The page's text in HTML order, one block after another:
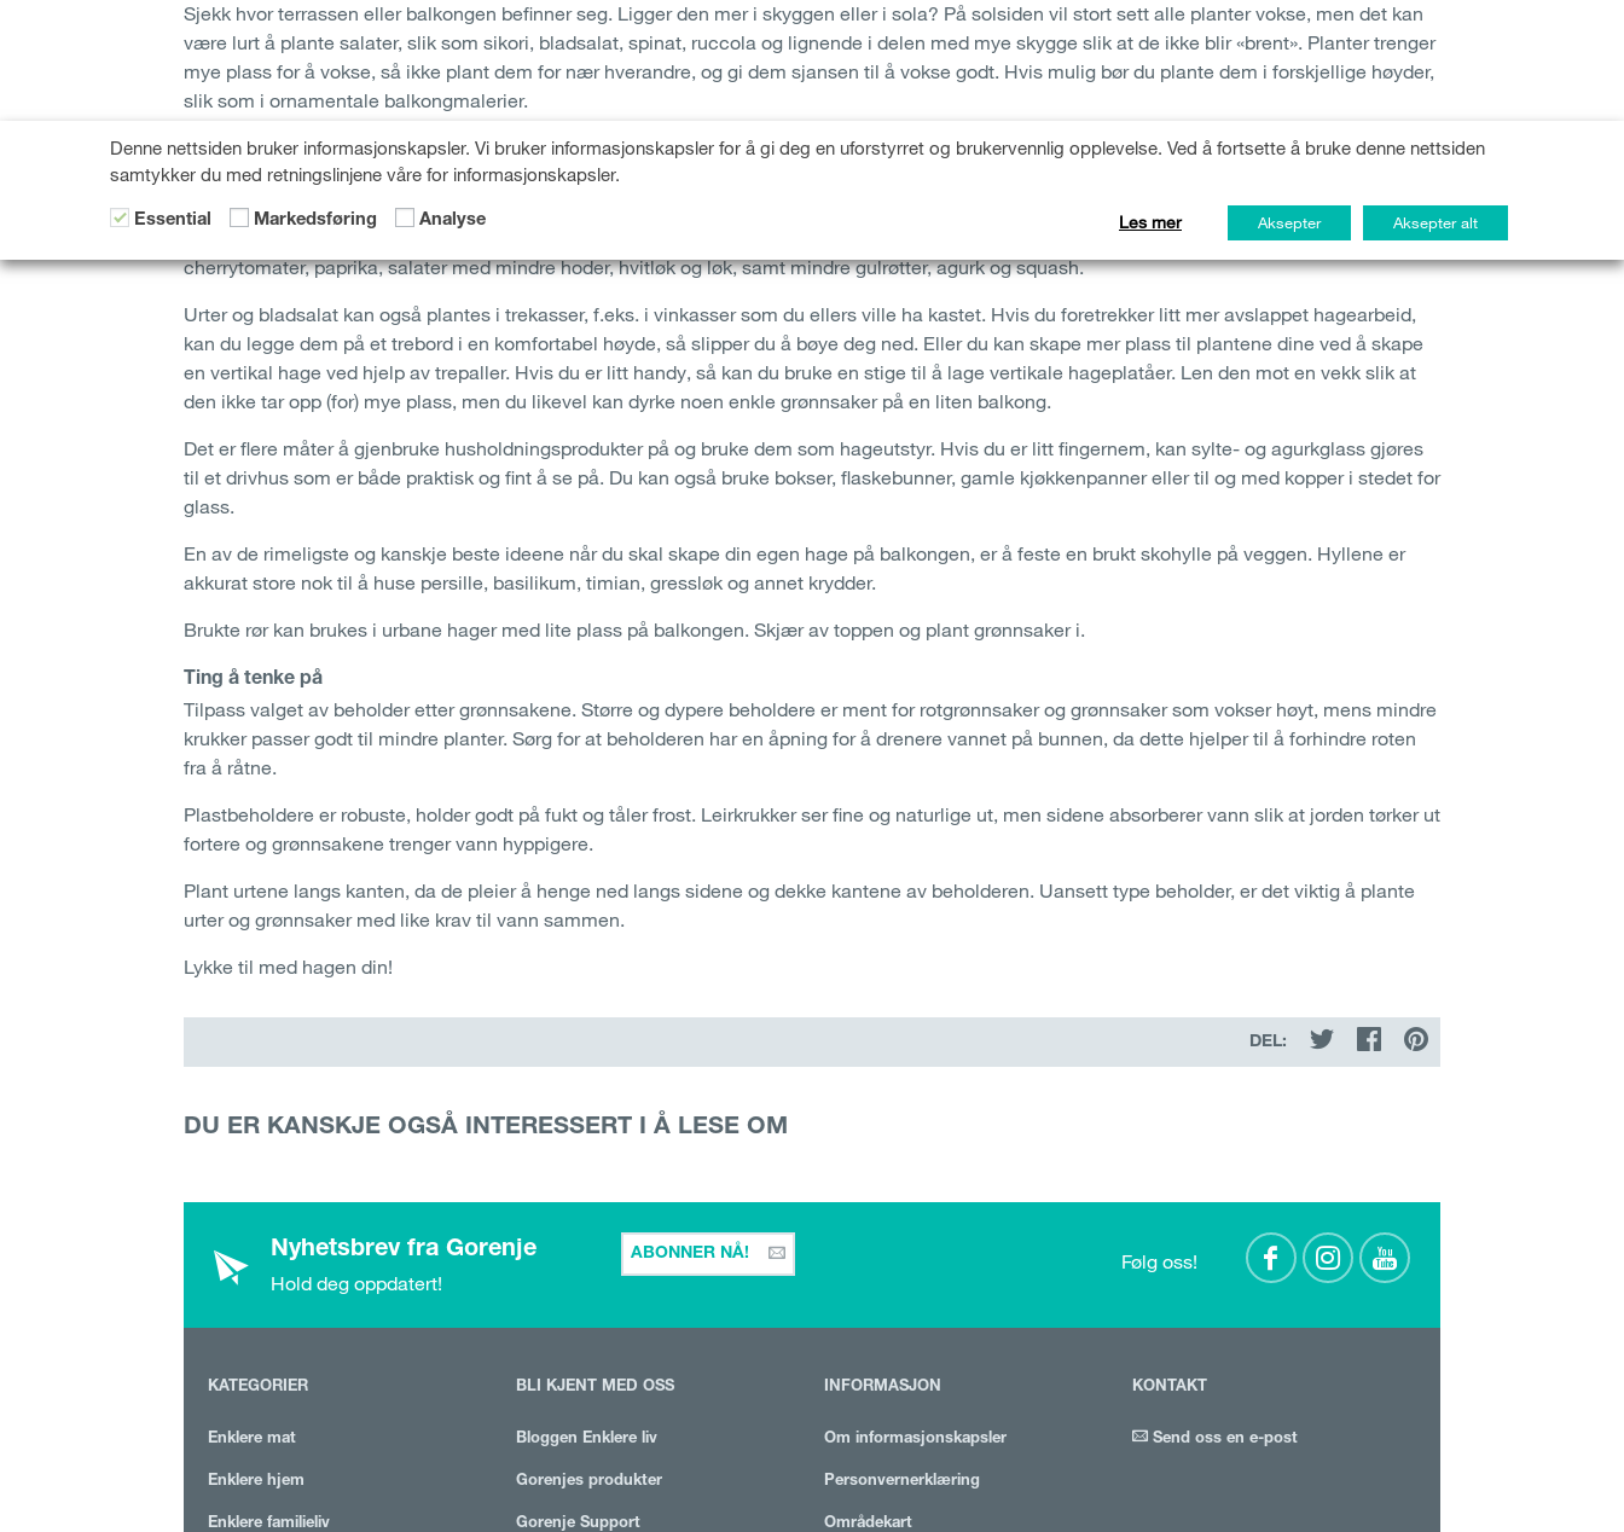
Sjekk hvor terrassen eller balkongen befinner seg. Ligger den mer i skyggen eller i sola? På solsiden vil stort sett alle planter vokse, men det kan
være lurt å plante salater, slik som sikori, bladsalat, spinat, ruccola og lignende i delen med mye skygge slik at de ikke blir «brent». Planter trenger
mye plass for å vokse, så ikke plant dem for nær hverandre, og gi dem sjansen til å vokse godt. Hvis mulig bør du plante dem i forskjellige høyder,
slik som i ornamentale balkongmalerier.
Dyrke i krukker og andre praktiske ideer
Når du gror planter i krukker, har plantene begrenset plass. Så velg typer eller variasjoner som kjennetegnes av lite vekst, små røtter eller løker og
mindre frukter. Plantene som egner seg best i balkonghagen og som du kan bruke på kjøkkenet, er krydder. Du har mye å velge mellom, slik som
basilikum, persille, rosmarin, timian, oregano, merian, sitron, balsam, gressløk osv. Det kan også fungere med mindre grønnsaker, for eksempel
cherrytomater, paprika, salater med mindre hoder, hvitløk og løk, samt mindre gulrøtter, agurk og squash.
Urter og bladsalat kan også plantes i trekasser, f.eks. i vinkasser som du ellers ville ha kastet. Hvis du foretrekker litt mer avslappet hagearbeid,
kan du legge dem på et trebord i en komfortabel høyde, så slipper du å bøye deg ned. Eller du kan skape mer plass til plantene dine ved å skape
en vertikal hage ved hjelp av trepaller. Hvis du er litt handy, så kan du bruke en stige til å lage vertikale hageplatåer. Len den mot en vekk slik at
den ikke tar opp (for) mye plass, men du likevel kan dyrke noen enkle grønnsaker på en liten balkong.
Det er flere måter å gjenbruke husholdningsprodukter på og bruke dem som hageutstyr. Hvis du er litt fingernem, kan sylte- og agurkglass gjøres
til et drivhus som er både praktisk og fint å se på. Du kan også bruke bokser, flaskebunner, gamle kjøkkenpanner eller til og med kopper i stedet for
glass.
En av de rimeligste og kanskje beste ideene når du skal skape din egen hage på balkongen, er å feste en brukt skohylle på veggen. Hyllene er
akkurat store nok til å huse persille, basilikum, timian, gressløk og annet krydder.
Brukte rør kan brukes i urbane hager med lite plass på balkongen. Skjær av toppen og plant grønnsaker i.
Ting å tenke på
Tilpass valget av beholder etter grønnsakene. Større og dypere beholdere er ment for rotgrønnsaker og grønnsaker som vokser høyt, mens mindre
krukker passer godt til mindre planter. Sørg for at beholderen har en åpning for å drenere vannet på bunnen, da dette hjelper til å forhindre roten
fra å råtne.
Plastbeholdere er robuste, holder godt på fukt og tåler frost. Leirkrukker ser fine og naturlige ut, men sidene absorberer vann slik at jorden tørker ut
fortere og grønnsakene trenger vann hyppigere.
Plant urtene langs kanten, da de pleier å henge ned langs sidene og dekke kantene av beholderen. Uansett type beholder, er det viktig å plante
urter og grønnsaker med like krav til vann sammen.
Lykke til med hagen din!
DEL:
DU ER KANSKJE OGSÅ INTERESSERT I Å LESE OM
Nyhetsbrev fra Gorenje
Hold deg oppdatert!
ABONNER NÅ! Følg oss!
KATEGORIER
Enklere mat
Enklere hjem
Enklere familieliv
BLI KJENT MED OSS
Bloggen Enklere liv
Gorenjes produkter
Gorenje Support
INFORMASJON
Om informasjonskapsler
Personvernerklæring
Områdekart
KONTAKT
Send oss en e-post
Denne nettsiden bruker informasjonskapsler. Vi bruker informasjonskapsler for å gi deg en uforstyrret og brukervennlig opplevelse. Ved å fortsette å bruke denne nettsiden
samtykker du med retningslinjene våre for informasjonskapsler.
Essential Markedsføring Analyse Les mer Aksepter Aksepter alt